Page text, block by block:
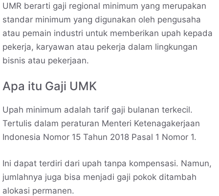
UMR berarti gaji regional minimum yang merupakan
standar minimum yang digunakan oleh pengusaha
atau pemain industri untuk memberikan upah kepada
pekerja, karyawan atau pekerja dalam lingkungan
bisnis atau pekerjaan.
Apa itu Gaji UMK
Upah minimum adalah tarif gaji bulanan terkecil.
Tertulis dalam peraturan Menteri Ketenagakerjaan
Indonesia Nomor 15 Tahun 2018 Pasal 1 Nomor 1.
Ini dapat terdiri dari upah tanpa kompensasi. Namun,
jumlahnya juga bisa menjadi gaji pokok ditambah
alokasi permanen.